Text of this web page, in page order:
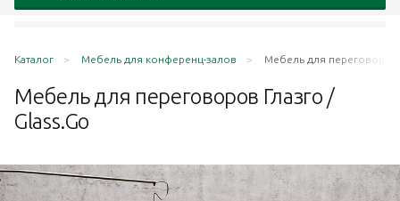
Каталог Мебель для конференц-залов Мебель для переговоров
Мебель для переговоров Глазго /
Glass.Go